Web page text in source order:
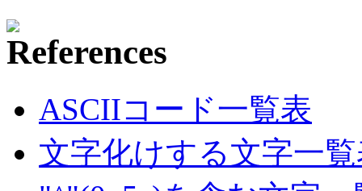
ASCIIコード一覧表
文字化けする文字一